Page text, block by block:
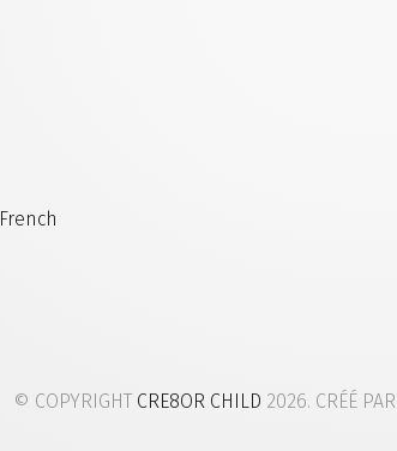
French
© COPYRIGHT CRE8OR CHILD 2026. CRÉÉ PAR